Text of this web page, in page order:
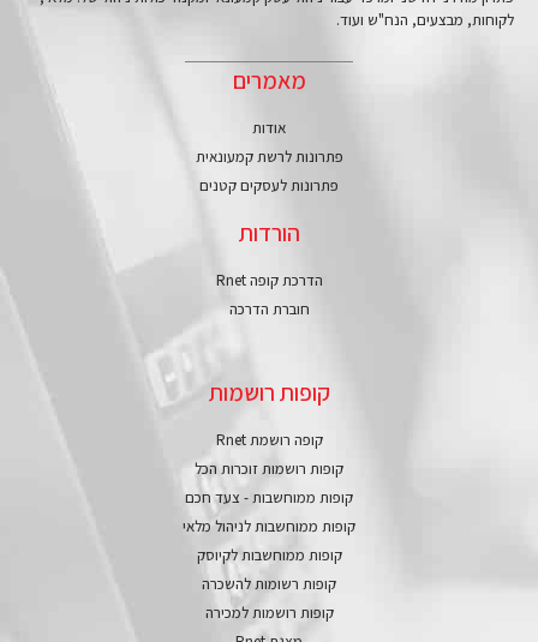
לקוחות, מבצעים, הנח"ש ועוד.
מאמרים
אודות
פתרונות לרשת קמעונאית
פתרונות לעסקים קטנים
הורדות
הדרכת קופה Rnet
חוברת הדרכה
קופות רושמות
קופה רושמת Rnet
קופות רושמות זוכרות הכל
קופות ממוחשבות - צעד חכם
קופות ממוחשבות לניהול מלאי
קופות ממוחשבות לקיוסק
קופות רשומות להשכרה
קופות רושמות למכירה